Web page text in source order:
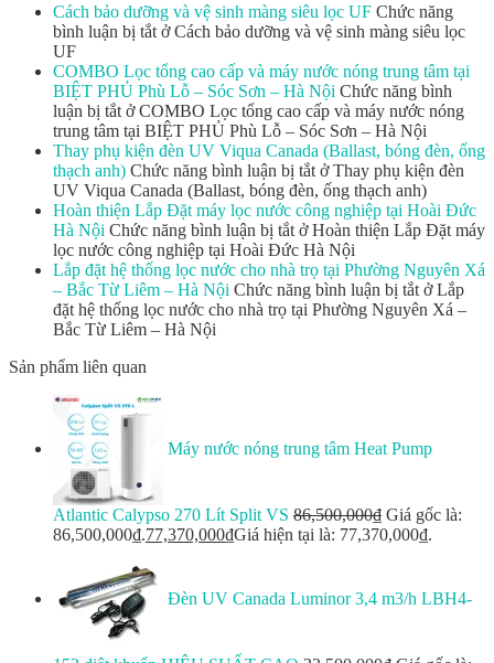
Cách bảo dưỡng và vệ sinh màng siêu lọc UF Chức năng
bình luận bị tắt ở Cách bảo dưỡng và vệ sinh màng siêu lọc
UF
COMBO Lọc tổng cao cấp và máy nước nóng trung tâm tại
BIỆT PHỦ Phù Lỗ – Sóc Sơn – Hà Nội Chức năng bình
luận bị tắt ở COMBO Lọc tổng cao cấp và máy nước nóng
trung tâm tại BIỆT PHỦ Phù Lỗ – Sóc Sơn – Hà Nội
Thay phụ kiện đèn UV Viqua Canada (Ballast, bóng đèn, ống
thạch anh) Chức năng bình luận bị tắt ở Thay phụ kiện đèn
UV Viqua Canada (Ballast, bóng đèn, ống thạch anh)
Hoàn thiện Lắp Đặt máy lọc nước công nghiệp tại Hoài Đức
Hà Nội Chức năng bình luận bị tắt ở Hoàn thiện Lắp Đặt máy
lọc nước công nghiệp tại Hoài Đức Hà Nội
Lắp đặt hệ thống lọc nước cho nhà trọ tại Phường Nguyên Xá
– Bắc Từ Liêm – Hà Nội Chức năng bình luận bị tắt ở Lắp
đặt hệ thống lọc nước cho nhà trọ tại Phường Nguyên Xá –
Bắc Từ Liêm – Hà Nội
Sản phẩm liên quan
Máy nước nóng trung tâm Heat Pump
Atlantic Calypso 270 Lít Split VS 86,500,000₫ Giá gốc là:
86,500,000₫.77,370,000₫Giá hiện tại là: 77,370,000₫.
Đèn UV Canada Luminor 3,4 m3/h LBH4-